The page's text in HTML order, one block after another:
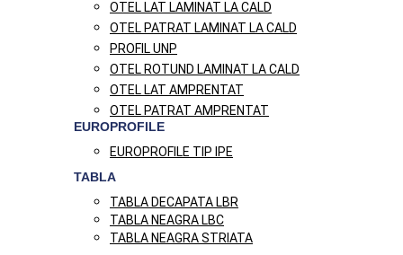
OTEL LAT LAMINAT LA CALD
OTEL PATRAT LAMINAT LA CALD
PROFIL UNP
OTEL ROTUND LAMINAT LA CALD
OTEL LAT AMPRENTAT
OTEL PATRAT AMPRENTAT
EUROPROFILE
EUROPROFILE TIP IPE
TABLA
TABLA DECAPATA LBR
TABLA NEAGRA LBC
TABLA NEAGRA STRIATA